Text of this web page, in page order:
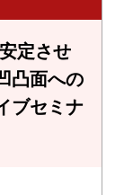
定させ
凸面への
ブセミナ